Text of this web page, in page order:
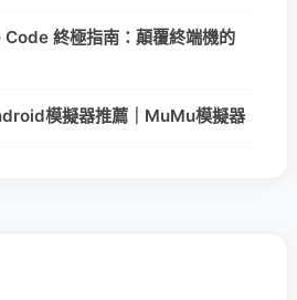
終極指南：顛覆終端機的
模擬器推薦｜MuMu模擬器